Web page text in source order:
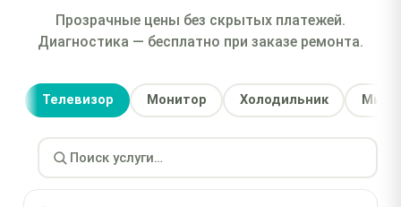
Прозрачные цены без скрытых платежей.
Диагностика — бесплатно при заказе ремонта.
Телевизор Монитор Холодильник